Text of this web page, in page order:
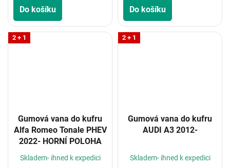
Do košíku Do košíku
2 + 1
Gumová vana do kufru
Alfa Romeo Tonale PHEV
2022- HORNÍ POLOHA
Skladem- ihned k expedici
2 + 1
Gumová vana do kufru
AUDI A3 2012-
Skladem- ihned k expedici